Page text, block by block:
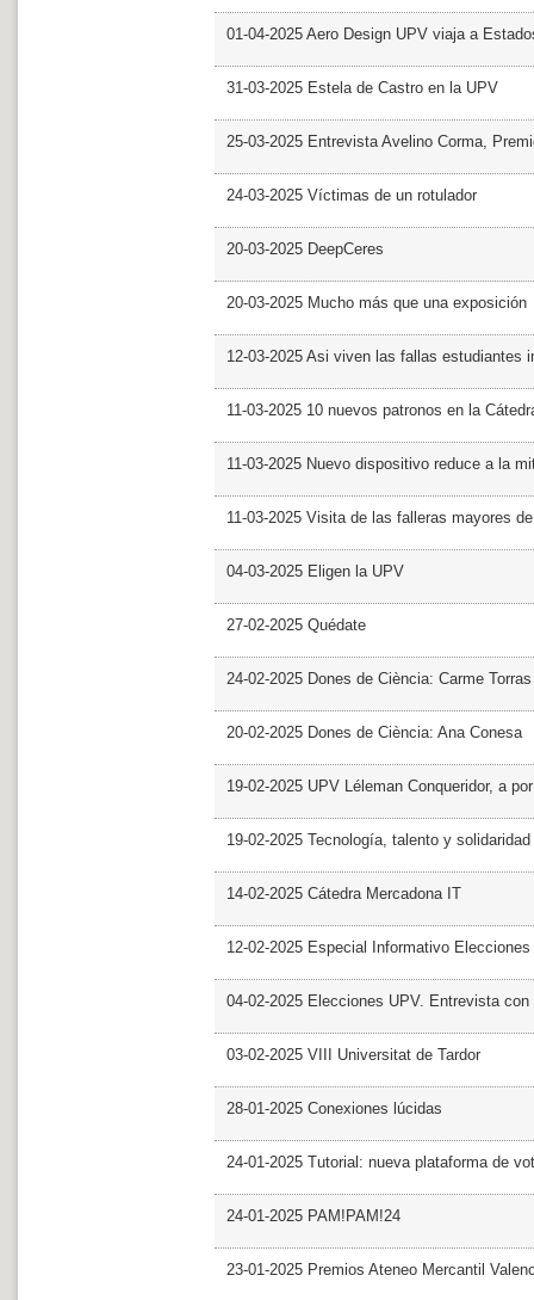
01-04-2025 Aero Design UPV viaja a
31-03-2025 Estela de Castro en la UPV
25-03-2025 Entrevista Avelino Corma,
24-03-2025 Víctimas de un rotulador
20-03-2025 DeepCeres
20-03-2025 Mucho más que una exposición
12-03-2025 Asi viven las fallas estudiantes
11-03-2025 10 nuevos patronos en la
11-03-2025 Nuevo dispositivo reduce a la
11-03-2025 Visita de las falleras mayores
04-03-2025 Eligen la UPV
27-02-2025 Quédate
24-02-2025 Dones de Ciència: Carme Torras
20-02-2025 Dones de Ciència: Ana Conesa
19-02-2025 UPV Léleman Conqueridor, a
19-02-2025 Tecnología, talento y
14-02-2025 Cátedra Mercadona IT
12-02-2025 Especial Informativo Elecciones
04-02-2025 Elecciones UPV. Entrevista con
03-02-2025 VIII Universitat de Tardor
28-01-2025 Conexiones lúcidas
24-01-2025 Tutorial: nueva plataforma de
24-01-2025 PAM!PAM!24
23-01-2025 Premios Ateneo Mercantil